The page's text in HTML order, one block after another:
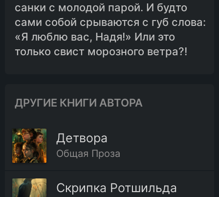
санки с молодой парой. И будто
сами собой срываются с губ слова:
«Я люблю вас, Надя!» Или это
только свист морозного ветра?!
ДРУГИЕ КНИГИ АВТОРА
Детвора
Общая Проза
Скрипка Ротшильда